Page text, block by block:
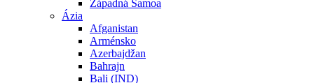
Západná Samoa
Ázia
Afganistan
Arménsko
Azerbajdžan
Bahrajn
Bali (IND)